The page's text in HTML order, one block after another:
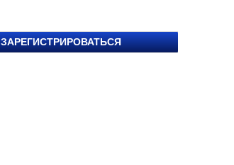
ЗАРЕГИСТРИРОВАТЬСЯ